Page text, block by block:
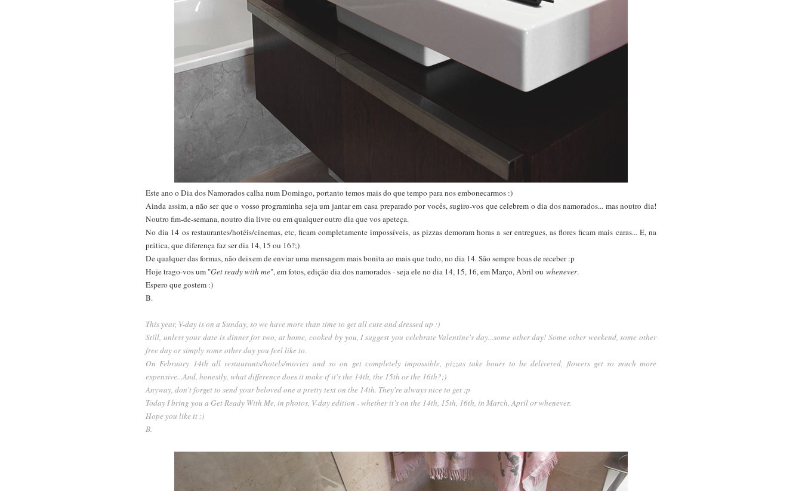
Este ano o Dia dos Namorados calha num Domingo, portanto temos mais do que tempo para nos embonecarmos :)
Ainda assim, a não ser que o vosso programinha seja um jantar em casa preparado por vocês, sugiro-vos que celebrem o dia dos namorados... mas noutro dia!
Noutro fim-de-semana, noutro dia livre ou em qualquer outro dia que vos apeteça.
No dia 14 os restaurantes/hotéis/cinemas, etc, ficam completamente impossíveis, as pizzas demoram horas a ser entregues, as flores ficam mais caras... E, na
prática, que diferença faz ser dia 14, 15 ou 16?;)
De qualquer das formas, não deixem de enviar uma mensagem mais bonita ao mais que tudo, no dia 14. São sempre boas de receber :p
Hoje trago-vos um "Get ready with me", em fotos, edição dia dos namorados - seja ele no dia 14, 15, 16, em Março, Abril ou whenever.
Espero que gostem :)
B.
This year, V-day is on a Sunday, so we have more than time to get all cute and dressed up :)
Still, unless your date is dinner for two, at home, cooked by you, I suggest you celebrate Valentine's day...some other day! Some other weekend, some other
free day or simply some other day you feel like to.
On February 14th all restaurants/hotels/movies and so on get completely impossible, pizzas take hours to be delivered, flowers get so much more
expensive...And, honestly, what difference does it make if it's the 14th, the 15th or the 16th?;)
Anyway, don't forget to send your beloved one a pretty text on the 14th. They're always nice to get :p
Today I bring you a Get Ready With Me, in photos, V-day edition - whether it's on the 14th, 15th, 16th, in March, April or whenever.
Hope you like it :)
B.